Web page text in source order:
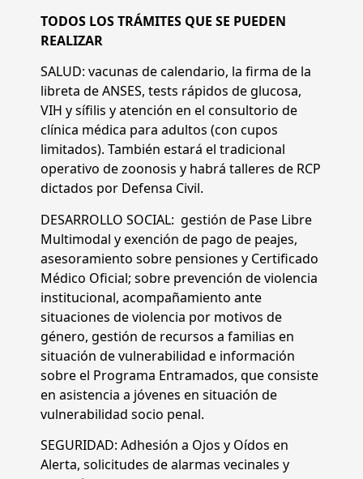
TODOS LOS TRÁMITES QUE SE PUEDEN
REALIZAR
SALUD: vacunas de calendario, la firma de la
libreta de ANSES, tests rápidos de glucosa,
VIH y sífilis y atención en el consultorio de
clínica médica para adultos (con cupos
limitados). También estará el tradicional
operativo de zoonosis y habrá talleres de RCP
dictados por Defensa Civil.
DESARROLLO SOCIAL: gestión de Pase Libre
Multimodal y exención de pago de peajes,
asesoramiento sobre pensiones y Certificado
Médico Oficial; sobre prevención de violencia
institucional, acompañamiento ante
situaciones de violencia por motivos de
género, gestión de recursos a familias en
situación de vulnerabilidad e información
sobre el Programa Entramados, que consiste
en asistencia a jóvenes en situación de
vulnerabilidad socio penal.
SEGURIDAD: Adhesión a Ojos y Oídos en
Alerta, solicitudes de alarmas vecinales y